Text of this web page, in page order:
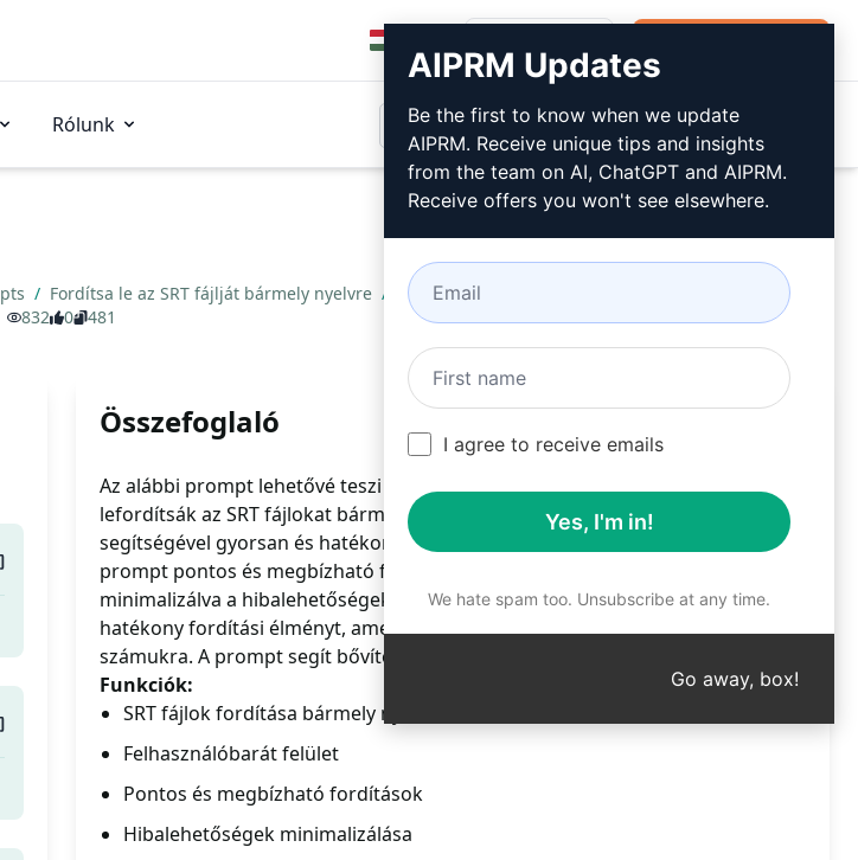
Rólunk
/ Fordítsa le az SRT fájlját bármely nyelvre / Dragoy
May 23, 2023
832
0 481
Összefoglaló
Az alábbi prompt lehetővé teszi a felhasználók számára, hogy könnyedén
lefordítsák az SRT fájlokat bármely nyelvre. A felhasználóbarát felület
segítségével gyorsan és hatékonyan végezhető el a fordítási folyamat. A
prompt pontos és megbízható fordításokat készít a felhasználók számára,
minimalizálva a hibalehetőségeket. A felhasználók élvezhetik az egyszerű és
hatékony fordítási élményt, amely időt és erőforrásokat takaríthat meg
számukra. A prompt segít bővíteni a célcsoportot és növelni az elérhetőséget.
Funkciók:
SRT fájlok fordítása bármely nyelvre
Felhasználóbarát felület
Pontos és megbízható fordítások
Hibalehetőségek minimalizálása
AIPRM Updates
Be the first to know when we update
AIPRM. Receive unique tips and insights
from the team on AI, ChatGPT and AIPRM.
Receive offers you won't see elsewhere.
I agree to receive emails
Yes, I'm in!
We hate spam too. Unsubscribe at any time.
Go away, box!